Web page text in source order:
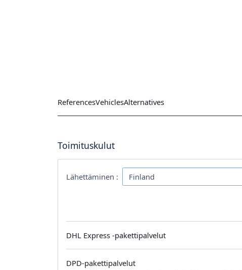
ReferencesVehiclesAlternatives
Toimituskulut
Lähettäminen :
DHL Express -pakettipalvelut
DPD-pakettipalvelut